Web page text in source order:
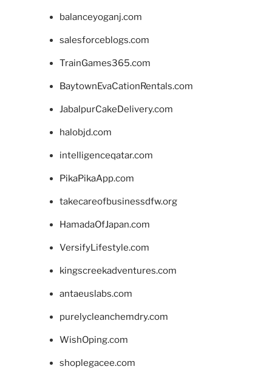
balanceyoganj.com
salesforceblogs.com
TrainGames365.com
BaytownEvaCationRentals.com
JabalpurCakeDelivery.com
halobjd.com
intelligenceqatar.com
PikaPikaApp.com
takecareofbusinessdfw.org
HamadaOfJapan.com
VersifyLifestyle.com
kingscreekadventures.com
antaeuslabs.com
purelycleanchemdry.com
WishOping.com
shoplegacee.com